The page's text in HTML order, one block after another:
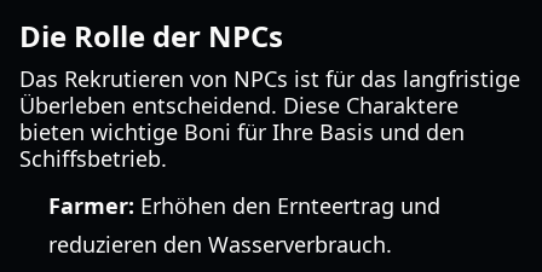
Die Rolle der NPCs
Das Rekrutieren von NPCs ist für das langfristige
Überleben entscheidend. Diese Charaktere
bieten wichtige Boni für Ihre Basis und den
Schiffsbetrieb.
Farmer: Erhöhen den Ernteertrag und
reduzieren den Wasserverbrauch.